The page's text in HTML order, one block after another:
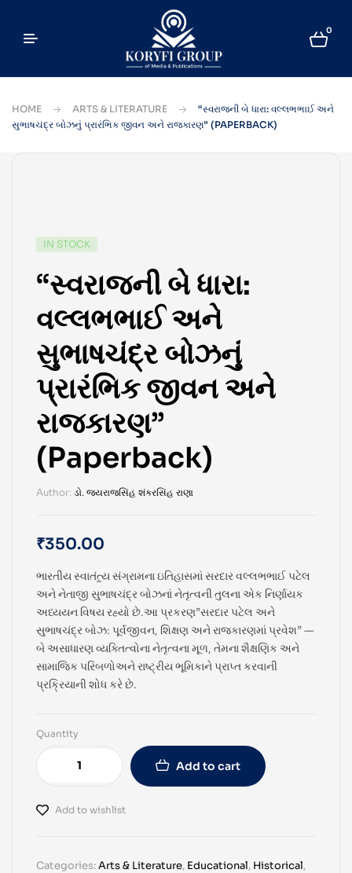
0
HOME ARTS & LITERATURE
“સ્વરાજની બે ધારા: વલ્લભભાઈ અને
સુભાષચંદ્ર બોઝનું પ્રારંભિક જીવન અને રાજકારણ” (PAPERBACK)
IN STOCK
“સ્વરાજની બે ધારા:
વલ્લભભાઈ અને
સુભાષચંદ્ર બોઝનું
પ્રારંભિક જીવન અને
રાજકારણ”
(Paperback)
Author: ડો. જયરાજસિંહ શંકરસિંહ રાણા
₹350.00
ભારતીય સ્વાતંત્ર્ય સંગ્રામના ઇતિહાસમાં સરદાર વલ્લભભાઈ પટેલ
અને નેતાજી સુભાષચંદ્ર બોઝનાં નેતૃત્વની તુલના એક નિર્ણાયક
અધ્યયન વિષય રહ્યો છે.આ પ્રકરણ”સરદાર પટેલ અને
સુભાષચંદ્ર બોઝ: પૂર્વજીવન, શિક્ષણ અને રાજકારણમાં પ્રવેશ” —
બે અસાધારણ વ્યક્તિત્વોના નેતૃત્વના મૂળ, તેમના શૈક્ષણિક અને
સામાજિક પરિબળોઅને રાષ્ટ્રીય ભૂમિકાને પ્રાપ્ત કરવાની
પ્રક્રિયાની શોધ કરે છે.
Quantity
Add to cart
Add to wishlist
Categories:Arts & Literature, Educational, Historical,